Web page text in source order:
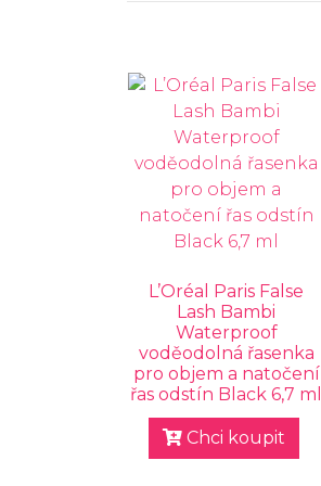
L’Oréal Paris False
Lash Bambi
Waterproof
voděodolná řasenka
pro objem a natočení
řas odstín Black 6,7 ml
Chci koupit